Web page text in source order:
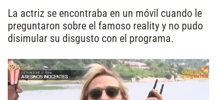
La actriz se encontraba en un móvil cuando le
preguntaron sobre el famoso reality y no pudo
disimular su disgusto con el programa.